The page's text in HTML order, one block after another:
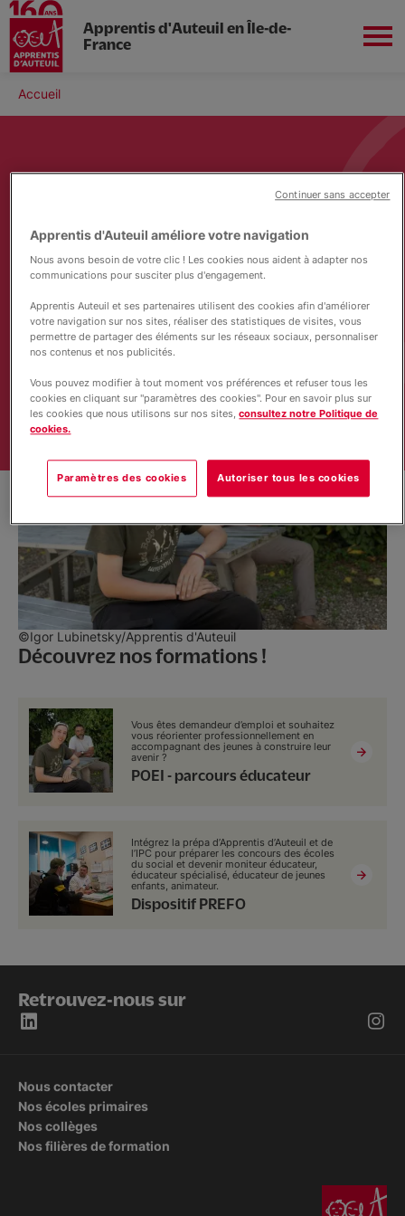
Apprentis d'Auteuil en Île-de-
France
Formations scolaires et apprentissage
Insertion professionnelle
Rejoindre nos actions
Fil
d'Ariane
Accueil
Vers les métiers de l'éducatif
©Igor Lubinetsky/Apprentis d'Auteuil
Découvrez nos formations !
Vous êtes demandeur d’emploi et souhaitez
vous réorienter professionnellement en
accompagnant des jeunes à construire leur
avenir ?
POEI - parcours éducateur
Intégrez la prépa d’Apprentis d’Auteuil et de
l’IPC pour préparer les concours des écoles
du social et devenir moniteur éducateur,
éducateur spécialisé, éducateur de jeunes
enfants, animateur.
Dispositif PREFO
Retrouvez-nous sur
Nous contacter
Nos écoles primaires
Nos collèges
Nos filières de formation
Apprentis d'Auteuil améliore votre navigation
Nous avons besoin de votre clic ! Les cookies nous aident à adapter nos
communications pour susciter plus d'engagement.
Apprentis Auteuil et ses partenaires utilisent des cookies afin d'améliorer
votre navigation sur nos sites, réaliser des statistiques de visites, vous
permettre de partager des éléments sur les réseaux sociaux, personnaliser
nos contenus et nos publicités.
Vous pouvez modifier à tout moment vos préférences et refuser tous les
cookies en cliquant sur "paramètres des cookies". Pour en savoir plus sur
les cookies que nous utilisons sur nos sites,consultez notre Politique de
cookies.
Paramètres des cookies Autoriser tous les cookies
Continuer sans accepter